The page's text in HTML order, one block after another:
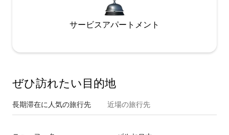
サービスアパートメント
ぜひ訪⁠れ⁠た⁠い目⁠的⁠地
長期滞在に人気の旅行先 近場の旅行先